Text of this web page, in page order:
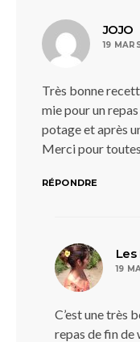
JOJO
19
Très bonne
mie pour un
potage et après
Merci pour
RÉPONDRE
Les
19
C’est une très
repas de fin